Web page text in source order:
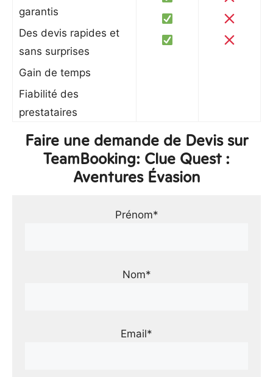
garantis
Des devis rapides et
sans surprises
Gain de temps
Fiabilité des
prestataires
Faire une demande de Devis sur
TeamBooking: Clue Quest :
Aventures Évasion
Prénom*
Nom*
Email*